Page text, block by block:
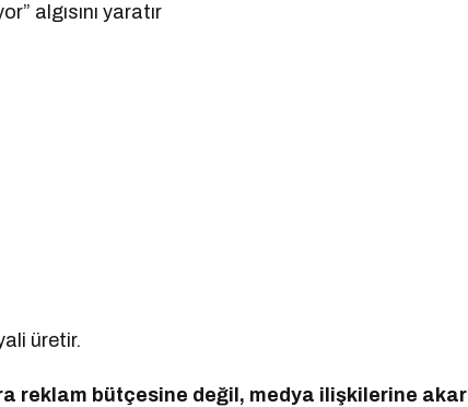
algısını yaratır
üretir.
reklam bütçesine değil, medya ilişkilerine akar